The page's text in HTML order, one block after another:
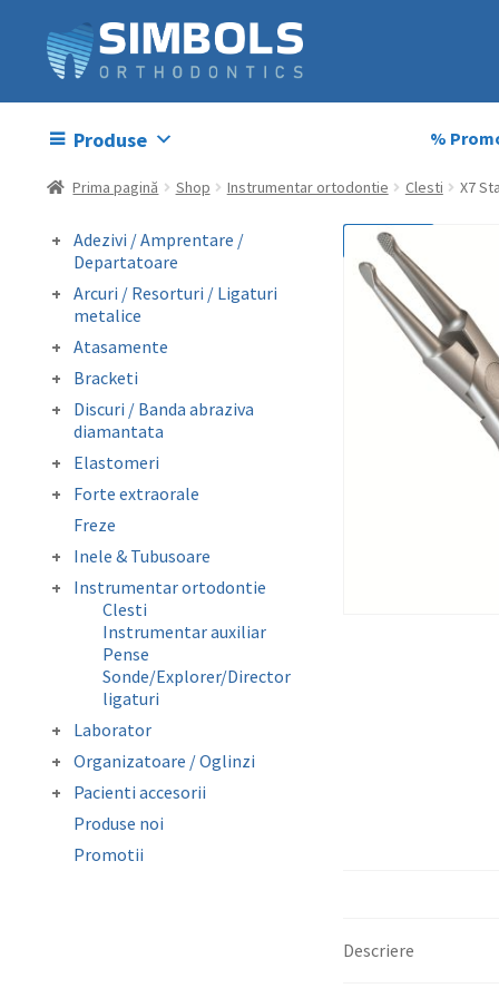
Produse %
Prima pagină Shop Instrumentar ortodontie Clesti X7
Adezivi / Amprentare /
Departatoare
Adezivi bracketi
Adezivi inel molar
Amprentare
Departatoare
Arcuri / Resorturi / Ligaturi
metalice
Arcuri preformate
fizionomice
Arcuri preformate
metalice
Fire otel drepte
preformate
Resorturi
Atasamente
Butoni colabili
Carlige crimpabile
Contentie
Mini stops
Obiceiuri vicioase
Bracketi
Bracketi autoligaturanti
Bracketi fizionomici
Bracketi metalici
Discuri / Banda abraziva
diamantata
Banda perforata abraziva
metalica diamantata
Elastomeri
Catene
Elastice extraorale
Elastice intraorale
Ligaturi elastice
Separatoare
Forte extraorale
Module de siguranta
Freze
Inele & Tubusoare
Inele molar
Tubusor molar 1 si 2
Instrumentar ortodontie
Clesti
Instrumentar auxiliar
Pense
Sonde/Explorer/Director
ligaturi
Laborator
Accesorii laborator
Folii copolyester /
polypropylene /
Mouthguard Soft EVA
Organizatoare / Oglinzi
Oglinzi fotografie
Organizatoare
Pacienti accesorii
Ceara ortodontica
Cutie depozitare aparat
mobil
Produse noi
Promotii
REDUCERI!
Descriere